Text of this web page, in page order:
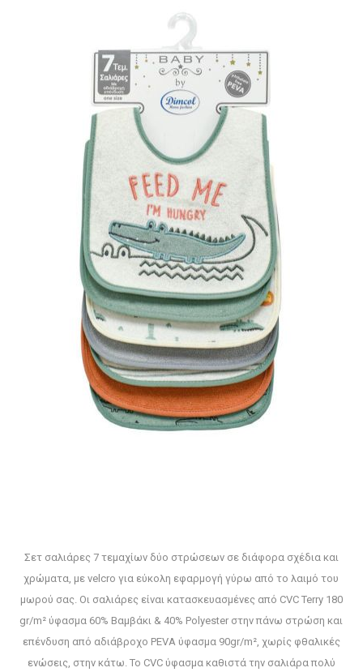
Σετ σαλιάρες 7 τεμαχίων δύο στρώσεων σε διάφορα σχέδια και
χρώματα, με velcro για εύκολη εφαρμογή γύρω από το λαιμό του
μωρού σας. Οι σαλιάρες είναι κατασκευασμένες από CVC Terry 180
gr/m² ύφασμα 60% Βαμβάκι & 40% Polyester στην πάνω στρώση και
επένδυση από αδιάβροχο PEVA ύφασμα 90gr/m², χωρίς φθαλικές
ενώσεις, στην κάτω. Το CVC ύφασμα καθιστά την σαλιάρα πολύ